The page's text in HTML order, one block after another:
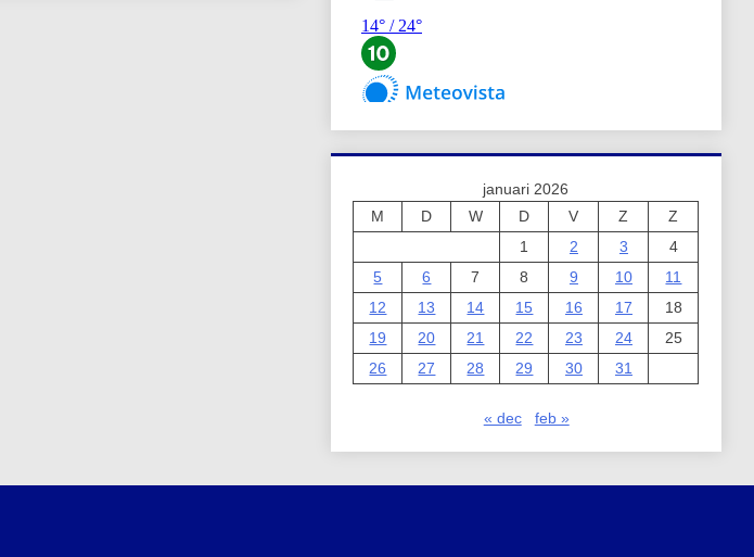
januari 2026
M
D W D V Z
Z
1
2 3
4
5
6 7 8 9 10
11
12
13 14 15 16 17
18
19
20 21 22 23 24
25
26
27 28 29 30 31
« dec feb »